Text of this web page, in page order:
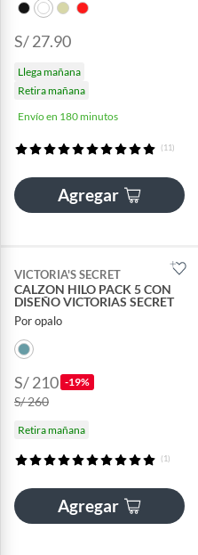
S/ 27.90
Llega mañana
Retira mañana
Envío en 180 minutos
(11)
Agregar
VICTORIA'S SECRET
CALZON HILO PACK 5 CON
DISEÑO VICTORIAS SECRET
Por opalo
S/ 210 -19%
S/ 260
Retira mañana
(1)
Agregar